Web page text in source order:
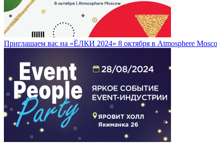
Приглашаем вас на «ЁЛКИ 2024» 8 октября в Atmosphere